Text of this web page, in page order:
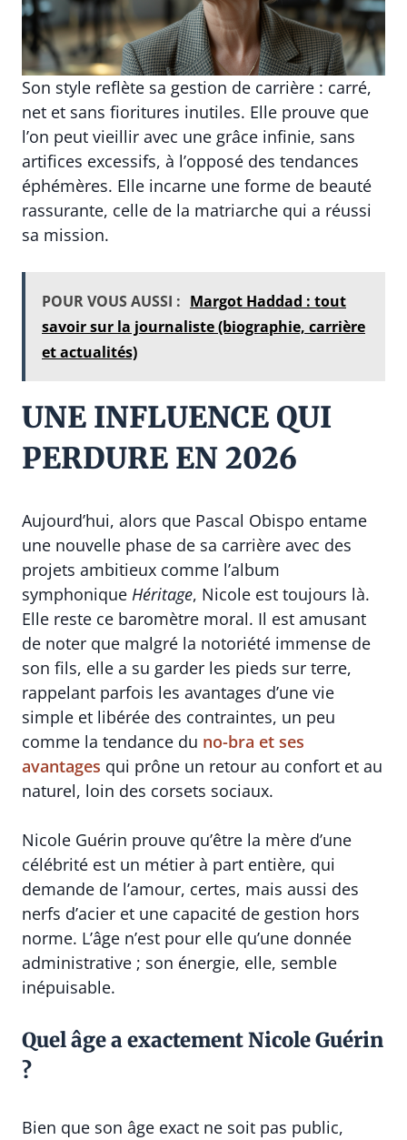
Son style reflète sa gestion de carrière : carré,
net et sans fioritures inutiles. Elle prouve que
l’on peut vieillir avec une grâce infinie, sans
artifices excessifs, à l’opposé des tendances
éphémères. Elle incarne une forme de beauté
rassurante, celle de la matriarche qui a réussi
sa mission.
POUR VOUS AUSSI : Margot Haddad : tout
savoir sur la journaliste (biographie, carrière
et actualités)
UNE INFLUENCE QUI
PERDURE EN 2026
Aujourd’hui, alors que Pascal Obispo entame
une nouvelle phase de sa carrière avec des
projets ambitieux comme l’album
symphonique Héritage, Nicole est toujours là.
Elle reste ce baromètre moral. Il est amusant
de noter que malgré la notoriété immense de
son fils, elle a su garder les pieds sur terre,
rappelant parfois les avantages d’une vie
simple et libérée des contraintes, un peu
comme la tendance du no-bra et ses
avantages qui prône un retour au confort et au
naturel, loin des corsets sociaux.
Nicole Guérin prouve qu’être la mère d’une
célébrité est un métier à part entière, qui
demande de l’amour, certes, mais aussi des
nerfs d’acier et une capacité de gestion hors
norme. L’âge n’est pour elle qu’une donnée
administrative ; son énergie, elle, semble
inépuisable.
Quel âge a exactement Nicole Guérin
?
Bien que son âge exact ne soit pas public,